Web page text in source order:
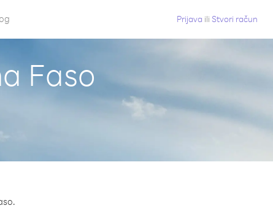
Prijava ili Stvori račun
Faso